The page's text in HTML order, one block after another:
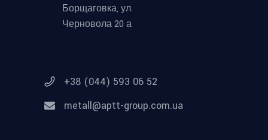
Борщаговка, ул.
Черновола 20 а
+38 (044) 593 06 52
metall@aptt-group.com.ua